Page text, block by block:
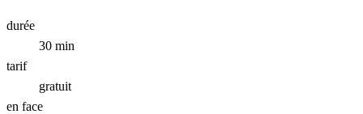
durée
30 min
tarif
gratuit
en face